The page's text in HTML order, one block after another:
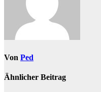
Von Ped
Ähnlicher Beitrag